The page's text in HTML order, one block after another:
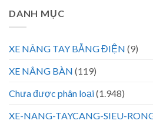
DANH MỤC
XE NÂNG TAY BẰNG ĐIỆN (9)
XE NÂNG BÀN (119)
Chưa được phân loại(1.948)
XE-NANG-TAYCANG-SIEU-